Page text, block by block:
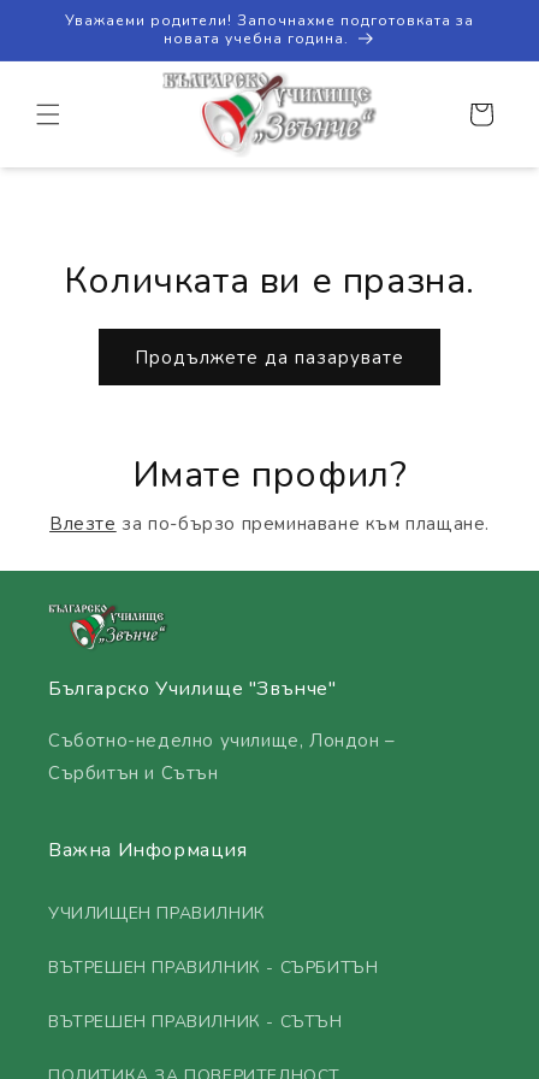
Уважаеми родители! Започнахме подготовката за
новата учебна година.
Количка
Количката ви е празна.
Продължете да пазарувате
Имате профил?
Влезте за по-бързо преминаване към плащане.
Българско Училище "Звънче"
Съботно-неделно училище, Лондон –
Сърбитън и Сътън
Важна Информация
УЧИЛИЩЕН ПРАВИЛНИК
ВЪТРЕШЕН ПРАВИЛНИК - СЪРБИТЪН
ВЪТРЕШЕН ПРАВИЛНИК - СЪТЪН